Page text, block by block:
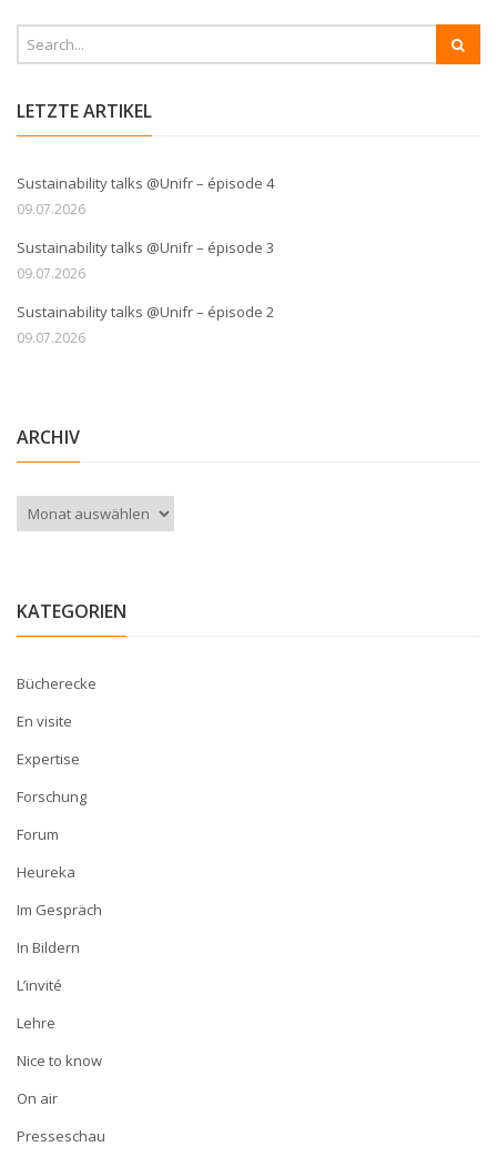
LETZTE ARTIKEL
Sustainability talks @Unifr – épisode 4
09.07.2026
Sustainability talks @Unifr – épisode 3
09.07.2026
Sustainability talks @Unifr – épisode 2
09.07.2026
ARCHIV
Archiv
KATEGORIEN
Bücherecke
En visite
Expertise
Forschung
Forum
Heureka
Im Gespräch
In Bildern
L’invité
Lehre
Nice to know
On air
Presseschau